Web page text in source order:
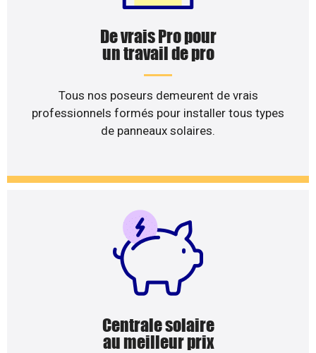
De vrais Pro pour
un travail de pro
Tous nos poseurs demeurent de vrais
professionnels formés pour installer tous types
de panneaux solaires.
Centrale solaire
au meilleur prix